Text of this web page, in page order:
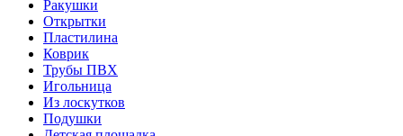
Ракушки
Открытки
Пластилина
Коврик
Трубы ПВХ
Игольница
Из лоскутков
Подушки